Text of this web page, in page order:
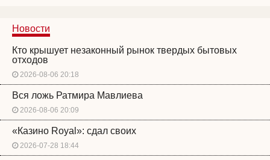
Новости
Кто крышует незаконный рынок твердых бытовых
отходов
2026-08-06 20:18
Вся ложь Ратмира Мавлиева
2026-08-06 20:09
«Казино Royal»: сдал своих
2026-07-28 18:44